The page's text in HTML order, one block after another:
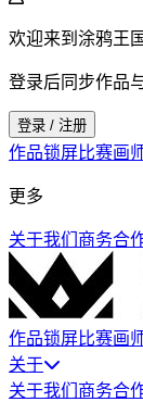
欢迎来到涂鸦王国
登录后同步作品
登录 / 注册
作品锁屏比赛画
更多
关于我们 商务合
作品锁屏比赛画
关于
关于我们 商务合